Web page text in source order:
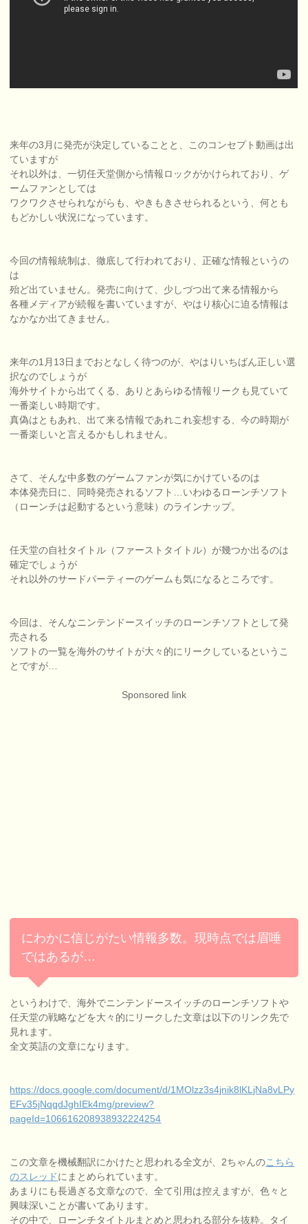
来年の3月に発売が決定していることと、このコンセプト動画は出
ていますが
それ以外は、一切任天堂側から情報ロックがかけられており、ゲ
ームファンとしては
ワクワクさせられながらも、やきもきさせられるという、何とも
もどかしい状況になっています。
今回の情報統制は、徹底して行われており、正確な情報というの
は
殆ど出ていません。発売に向けて、少しづつ出て来る情報から
各種メディアが続報を書いていますが、やはり核心に迫る情報は
なかなか出てきません。
来年の1月13日までおとなしく待つのが、やはりいちばん正しい選
択なのでしょうが
海外サイトから出てくる、ありとあらゆる情報リークも見ていて
一番楽しい時期です。
真偽はともあれ、出て来る情報であれこれ妄想する、今の時期が
一番楽しいと言えるかもしれません。
さて、そんな中多数のゲームファンが気にかけているのは
本体発売日に、同時発売されるソフト…いわゆるローンチソフト
（ローンチは起動するという意味）のラインナップ。
任天堂の自社タイトル（ファーストタイトル）が幾つか出るのは
確定でしょうが
それ以外のサードパーティーのゲームも気になるところです。
今回は、そんなニンテンドースイッチのローンチソフトとして発
売される
ソフトの一覧を海外のサイトが大々的にリークしているというこ
とですが…
Sponsored link
にわかに信じがたい情報多数。現時点では眉唾
ではあるが…
というわけで、海外でニンテンドースイッチのローンチソフトや
任天堂の戦略などを大々的にリークした文章は以下のリンク先で
見れます。
全文英語の文章になります。
https://docs.google.com/document/d/1MOlzz3s4jnik8lKLjNa8vLPy
EFv35jNqqdJghIEk4mg/preview?
pageId=106616208938932224254
この文章を機械翻訳にかけたと思われる全文が、2ちゃんのこちら
のスレッドにまとめられています。
あまりにも長過ぎる文章なので、全て引用は控えますが、色々と
興味深いことが書いてあります。
その中で、ローンチタイトルまとめと思われる部分を抜粋。タイ